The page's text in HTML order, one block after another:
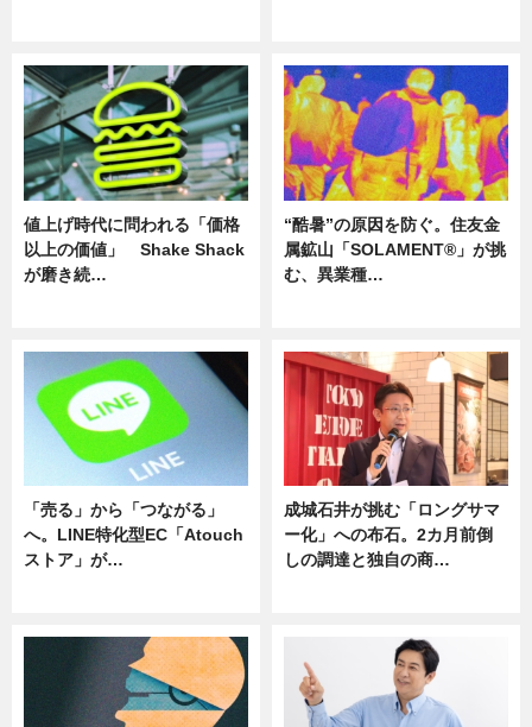
値上げ時代に問われる「価格
以上の価値」 Shake Shack
が磨き続…
“酷暑”の原因を防ぐ。住友金
属鉱山「SOLAMENT®」が挑
む、異業種…
「売る」から「つながる」
へ。LINE特化型EC「Atouch
ストア」が…
成城石井が挑む「ロングサマ
ー化」への布石。2カ月前倒
しの調達と独自の商…